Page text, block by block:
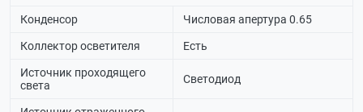
Конденсор Числовая апертура 0.65
Коллектор осветителя Есть
Источник проходящего
света
Светодиод